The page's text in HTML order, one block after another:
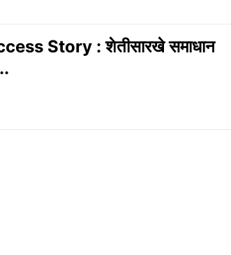
Story : शेतीसारखे समाधान